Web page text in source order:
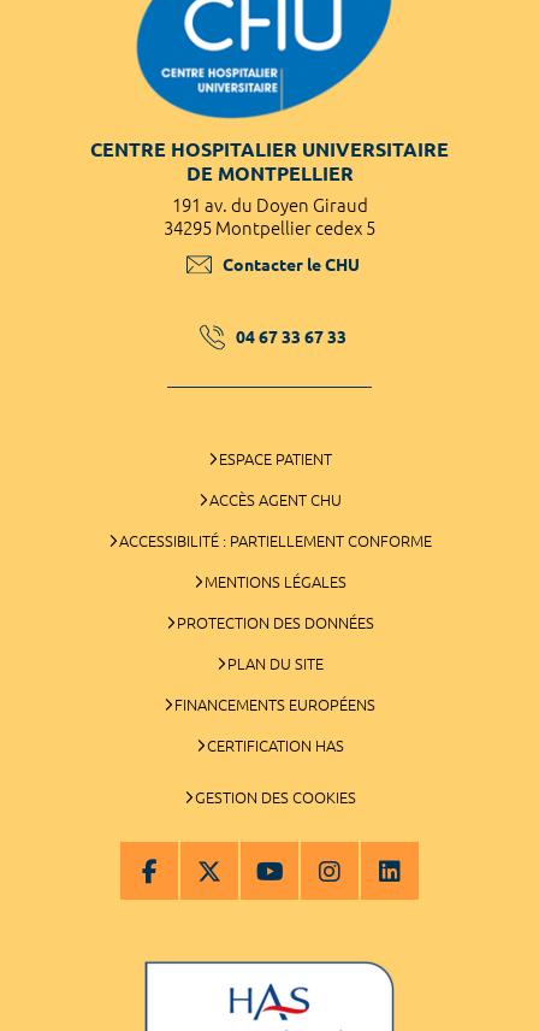
CENTRE HOSPITALIER UNIVERSITAIRE
DE MONTPELLIER
191 av. du Doyen Giraud
34295 Montpellier cedex 5
Contacter le CHU
04 67 33 67 33
ESPACE PATIENT
ACCÈS AGENT CHU
ACCESSIBILITÉ : PARTIELLEMENT CONFORME
MENTIONS LÉGALES
PROTECTION DES DONNÉES
PLAN DU SITE
FINANCEMENTS EUROPÉENS
CERTIFICATION HAS
GESTION DES COOKIES